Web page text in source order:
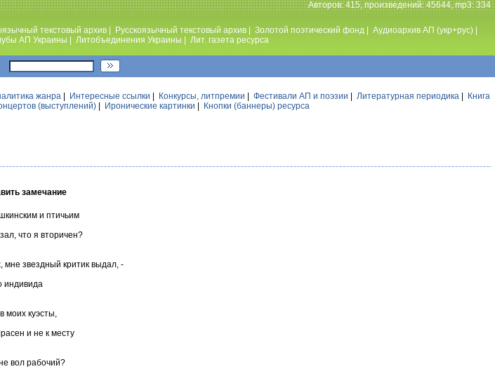
Авторов: 415, произведений: 45644, mp3: 334
текстовый архив Русскоязычный текстовый архив Золотой поэтический фонд Аудиоархив АП (укр+рус)
АП Украины Литобъединения Украины Лит. газета ресурса
жанра Интересные ссылки Конкурсы, литпремии Фестивали АП и поэзии Литературная периодика
Книга
(выступлений) Иронические картинки Кнопки (баннеры) ресурса
замечание
и птичьим
что я вторичен?
мне звездный критик выдал, -
индивида
моих куэсты,
и не к месту
вол рабочий?